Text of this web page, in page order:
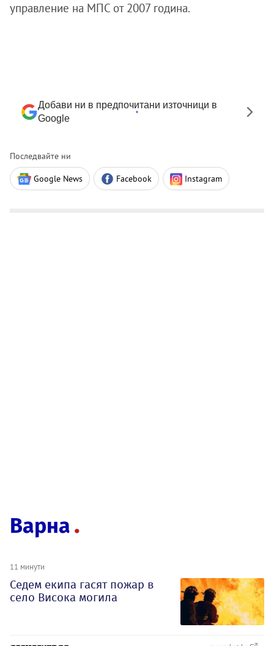
управление на МПС от 2007 година.
Добави ни в предпочитани източници в
Google
Последвайте ни
Google News Facebook Instagram
Варна
11 минути
Седем екипа гасят пожар в
село Висока могила